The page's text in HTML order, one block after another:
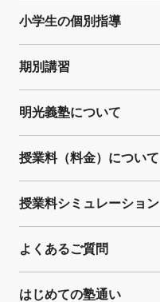
小学生の個別指導
期別講習
明光義塾について
授業料（料金）について
授業料シミュレーション
よくあるご質問
はじめての塾通い